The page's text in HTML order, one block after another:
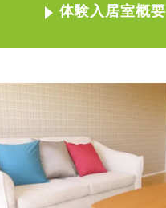
体験入居室概要